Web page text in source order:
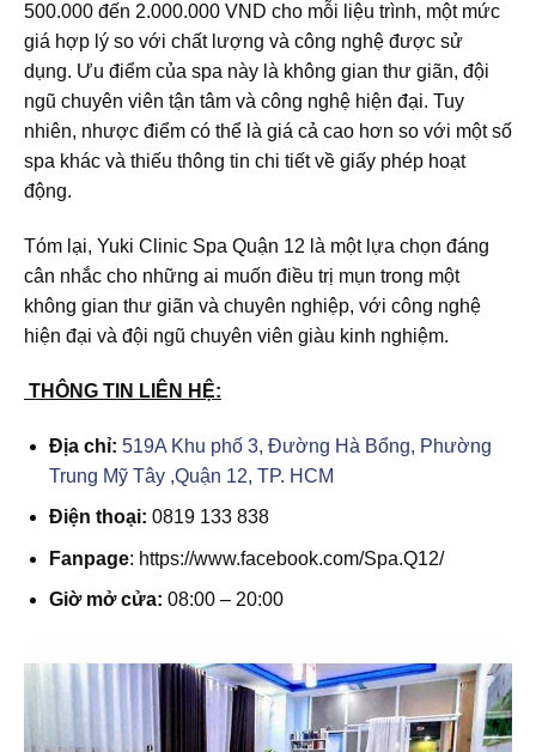
500.000 đến 2.000.000 VND cho mỗi liệu trình, một mức
giá hợp lý so với chất lượng và công nghệ được sử
dụng. Ưu điểm của spa này là không gian thư giãn, đội
ngũ chuyên viên tận tâm và công nghệ hiện đại. Tuy
nhiên, nhược điểm có thể là giá cả cao hơn so với một số
spa khác và thiếu thông tin chi tiết về giấy phép hoạt
động.
Tóm lại, Yuki Clinic Spa Quận 12 là một lựa chọn đáng
cân nhắc cho những ai muốn điều trị mụn trong một
không gian thư giãn và chuyên nghiệp, với công nghệ
hiện đại và đội ngũ chuyên viên giàu kinh nghiệm.
THÔNG TIN LIÊN HỆ:
Địa chỉ: 519A Khu phố 3, Đường Hà Bổng, Phường
Trung Mỹ Tây ,Quận 12, TP. HCM
Điện thoại: 0819 133 838
Fanpage: https://www.facebook.com/Spa.Q12/
Giờ mở cửa: 08:00 – 20:00